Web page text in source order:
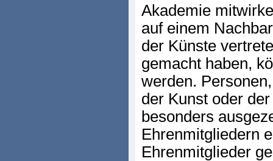
Akademie
auf einem
der Künste
gemacht haben,
werden.
der Kunst oder
besonders
Ehrenmitgliedern
Ehrenmitglieder